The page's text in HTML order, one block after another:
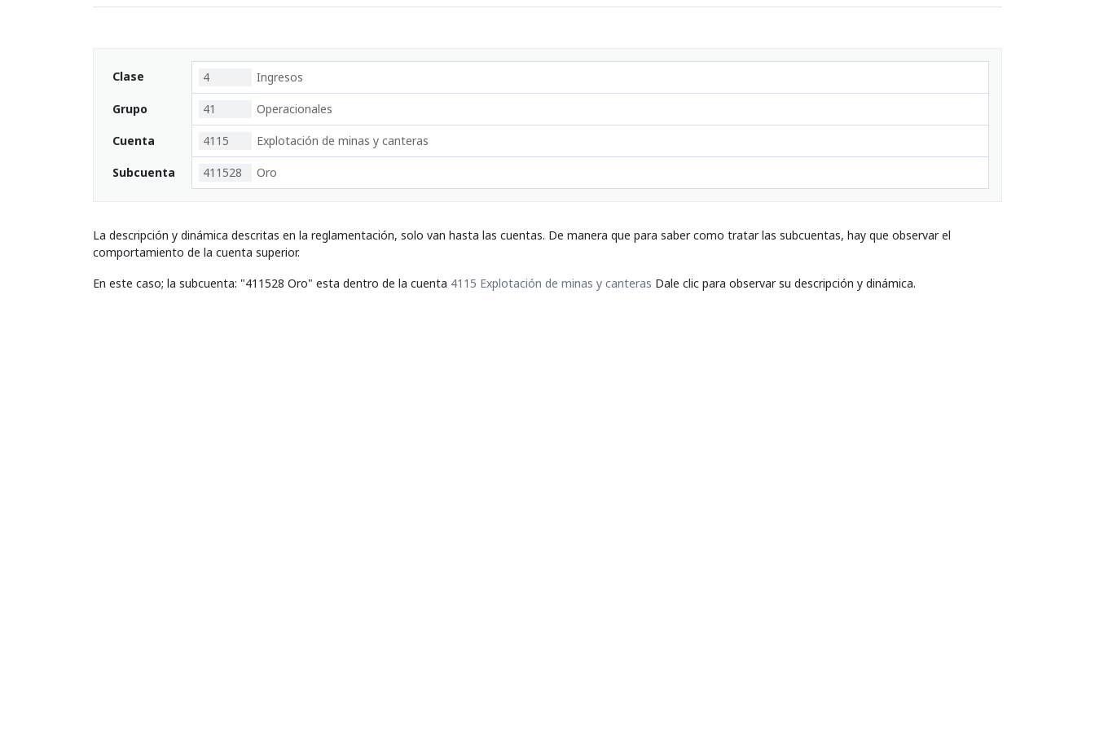
Clase 4 Ingresos
Grupo 41 Operacionales
Cuenta 4115 Explotación de minas y canteras
Subcuenta 411528 Oro
La descripción y dinámica descritas en la reglamentación, solo van hasta las cuentas. De manera que para saber como tratar las subcuentas, hay que observar el
comportamiento de la cuenta superior.
En este caso; la subcuenta: "411528 Oro" esta dentro de la cuenta 4115 Explotación de minas y canteras Dale clic para observar su descripción y dinámica.